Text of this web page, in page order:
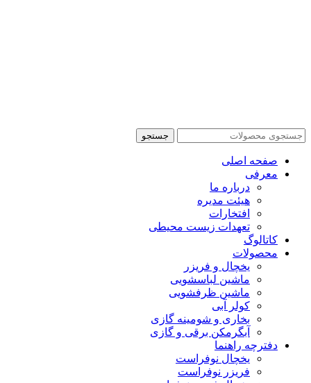
جستجو
صفحه اصلی
معرفی
درباره ما
هیئت مدیره
افتخارات
تعهدات زیست محیطی
کاتالوگ
محصولات
یخچال و فریزر
ماشین لباسشویی
ماشین ظرفشویی
کولر آبی
بخاری و شومینه گازی
آبگرمکن برقی و گازی
دفترچه راهنما
یخچال نوفراست
فریزر نوفراست